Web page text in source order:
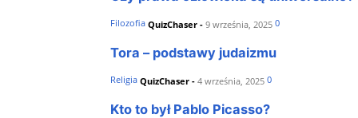
Filozofia QuizChaser - 9 września, 2025 0
Tora – podstawy judaizmu
Religia QuizChaser - 4 września, 2025 0
Kto to był Pablo Picasso?